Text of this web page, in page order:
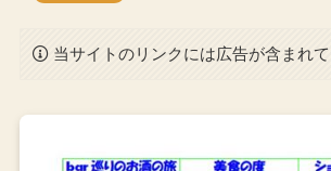
当サイトのリンクには広告が含まれて